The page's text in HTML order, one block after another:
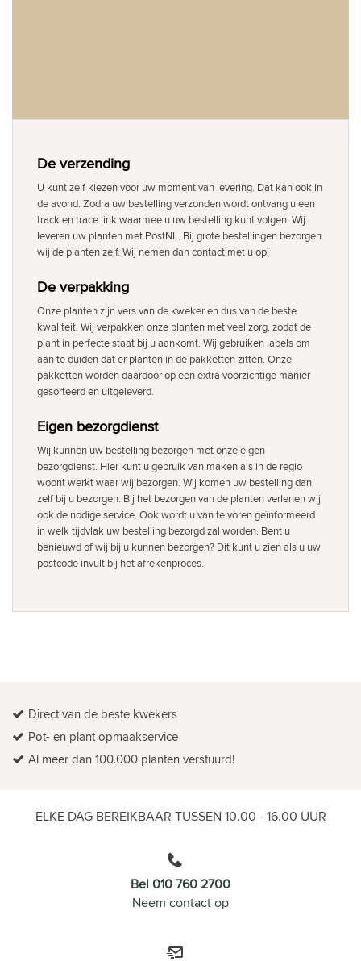
De verzending
U kunt zelf kiezen voor uw moment van levering. Dat kan ook in
de avond. Zodra uw bestelling verzonden wordt ontvang u een
track en trace link waarmee u uw bestelling kunt volgen. Wij
leveren uw planten met PostNL. Bij grote bestellingen bezorgen
wij de planten zelf. Wij nemen dan contact met u op!
De verpakking
Onze planten zijn vers van de kweker en dus van de beste
kwaliteit. Wij verpakken onze planten met veel zorg, zodat de
plant in perfecte staat bij u aankomt. Wij gebruiken labels om
aan te duiden dat er planten in de pakketten zitten. Onze
pakketten worden daardoor op een extra voorzichtige manier
gesorteerd en uitgeleverd.
Eigen bezorgdienst
Wij kunnen uw bestelling bezorgen met onze eigen
bezorgdienst. Hier kunt u gebruik van maken als in de regio
woont werkt waar wij bezorgen. Wij komen uw bestelling dan
zelf bij u bezorgen. Bij het bezorgen van de planten verlenen wij
ook de nodige service. Ook wordt u van te voren geïnformeerd
in welk tijdvlak uw bestelling bezorgd zal worden. Bent u
benieuwd of wij bij u kunnen bezorgen? Dit kunt u zien als u uw
postcode invult bij het afrekenproces.
Direct van de beste kwekers
Pot- en plant opmaakservice
Al meer dan 100.000 planten verstuurd!
ELKE DAG BEREIKBAAR TUSSEN 10.00 - 16.00 UUR
Bel 010 760 2700
Neem contact op